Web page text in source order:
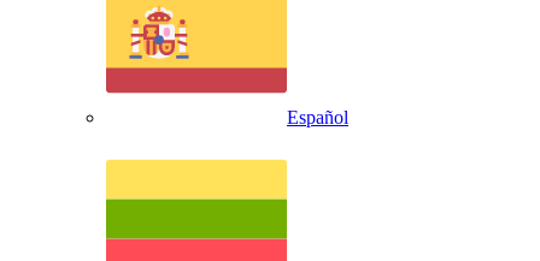
Español